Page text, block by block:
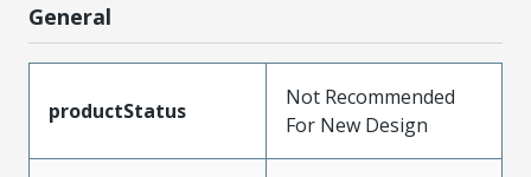
General
productStatus
Not Recommended
For New Design